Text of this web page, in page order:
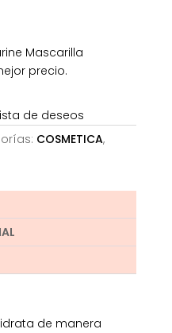
Mascarilla
precio.
de deseos
COSMETICA,
de manera